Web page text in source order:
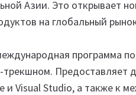
Азии. Это открывает
на глобальный
программа
Предоставляет
и Visual Studio, а также к